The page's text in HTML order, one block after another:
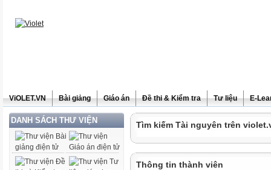
ViOLET.VN Bài giảng Giáo án Đề thi & Kiểm tra Tư liệu E-
DANH SÁCH THƯ VIỆN Tìm kiếm Tài nguyên trên
Thông tin thành viên